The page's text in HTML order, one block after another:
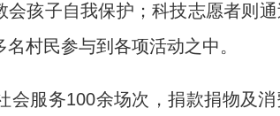
孩子自我保护；科技志愿者则通
村民参与到各项活动之中。
服务100余场次，捐款捐物及消